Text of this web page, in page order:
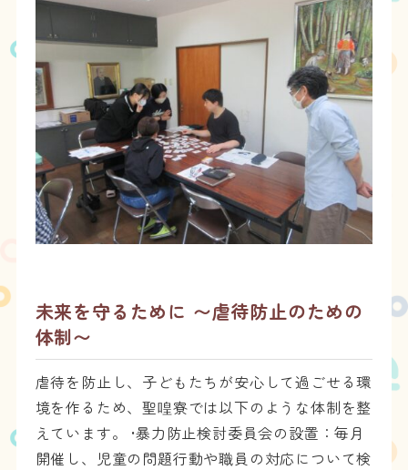
未来を守るために 〜虐待防止のための
体制〜
虐待を防止し、子どもたちが安心して過ごせる環
境を作るため、聖喤寮では以下のような体制を整
えています。 •暴力防止検討委員会の設置：毎月
開催し、児童の問題行動や職員の対応について検